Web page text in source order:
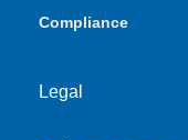
Compliance
Legal